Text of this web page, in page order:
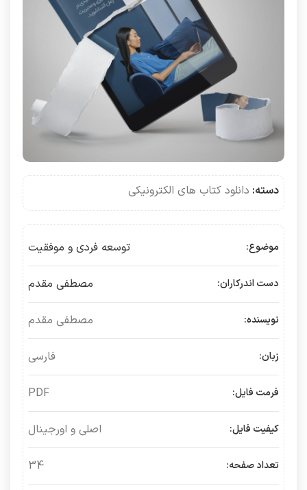
دسته: دانلود کتاب های الکترونیکی
موضوع: توسعه فردی و موفقیت
دست اندرکاران: مصطفی مقدم
نویسنده: مصطفی مقدم
زبان: فارسی
فرمت فایل: PDF
کیفیت فایل: اصلی و اورجینال
تعداد صفحه: 34